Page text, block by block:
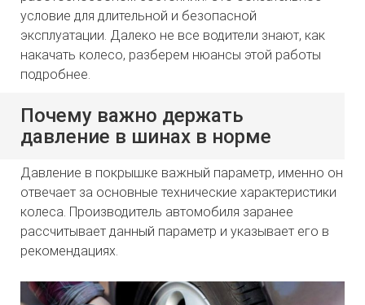
условие для длительной и безопасной
эксплуатации. Далеко не все водители знают, как
накачать колесо, разберем нюансы этой работы
подробнее.
Почему важно держать
давление в шинах в норме
Давление в покрышке важный параметр, именно он
отвечает за основные технические характеристики
колеса. Производитель автомобиля заранее
рассчитывает данный параметр и указывает его в
рекомендациях.